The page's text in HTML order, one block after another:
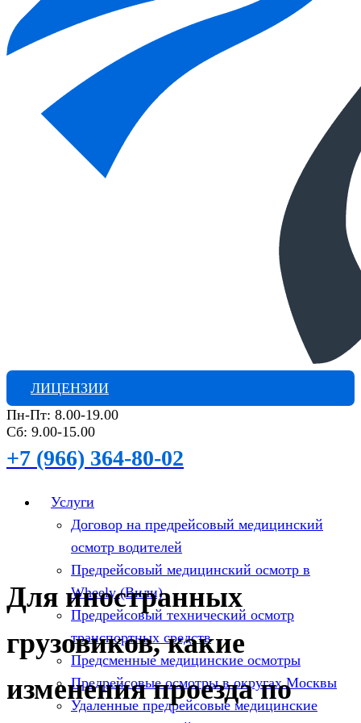
ЛИЦЕНЗИИ
Пн-Пт: 8.00-19.00
Сб: 9.00-15.00
+7 (966) 364-80-02
Услуги
Договор на предрейсовый медицинский
осмотр водителей
Предрейсовый медицинский осмотр в
Wheely (Вили)
Предрейсовый технический осмотр
транспортных средств
Предсменные медицинские осмотры
Предрейсовые осмотры в округах Москвы
Удаленные предрейсовые медицинские
Для иностранных
грузовиков, какие
изменения проезда по